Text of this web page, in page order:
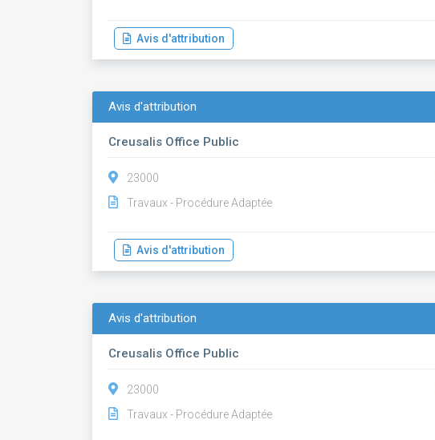
Avis d'attribution
Avis d'attribution
Creusalis Office Public
23000
Travaux - Procédure Adaptée
Avis d'attribution
Avis d'attribution
Creusalis Office Public
23000
Travaux - Procédure Adaptée